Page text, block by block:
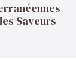
Saveurs